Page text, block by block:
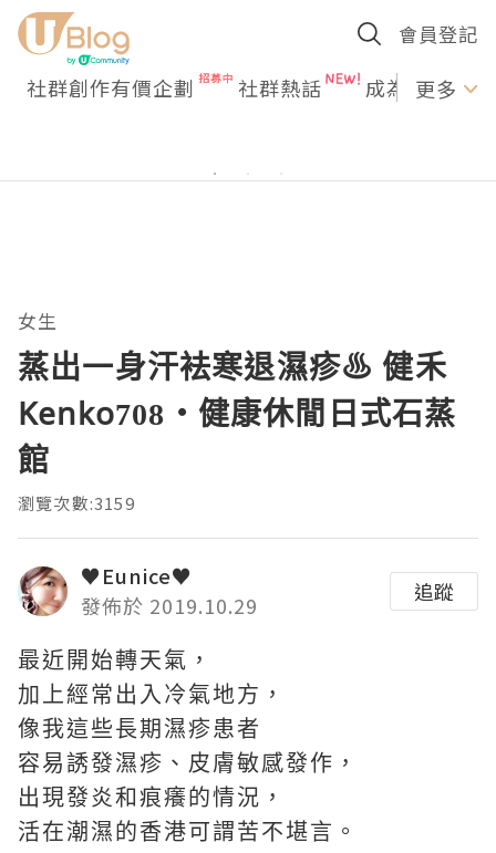
會員登記
社群創作有價企劃 社群熱話 成為U更多
女生
蒸出一身汗袪寒退濕疹♨ 健禾
Kenko708・健康休閒日式石蒸
館
瀏覽次數:3159
♥Eunice♥
發佈於 2019.10.29
追蹤
最近開始轉天氣，
加上經常出入冷氣地方，
像我這些長期濕疹患者
容易誘發濕疹、皮膚敏感發作，
出現發炎和痕癢的情況，
活在潮濕的香港可謂苦不堪言。